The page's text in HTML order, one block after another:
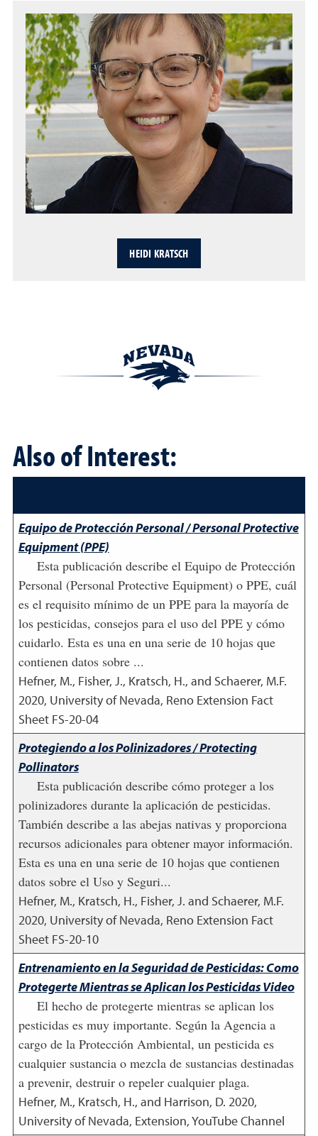
HEIDI KRATSCH
Also of Interest:
Equipo de Protección Personal / Personal Protective
Equipment (PPE)
Esta publicación describe el Equipo de Protección
Personal (Personal Protective Equipment) o PPE, cuál
es el requisito mínimo de un PPE para la mayoría de
los pesticidas, consejos para el uso del PPE y cómo
cuidarlo. Esta es una en una serie de 10 hojas que
contienen datos sobre ...
Hefner, M., Fisher, J., Kratsch, H., and Schaerer, M.F.
2020, University of Nevada, Reno Extension Fact
Sheet FS-20-04
Protegiendo a los Polinizadores / Protecting
Pollinators
Esta publicación describe cómo proteger a los
polinizadores durante la aplicación de pesticidas.
También describe a las abejas nativas y proporciona
recursos adicionales para obtener mayor información.
Esta es una en una serie de 10 hojas que contienen
datos sobre el Uso y Seguri...
Hefner, M., Kratsch, H., Fisher, J. and Schaerer, M.F.
2020, University of Nevada, Reno Extension Fact
Sheet FS-20-10
Entrenamiento en la Seguridad de Pesticidas: Como
Protegerte Mientras se Aplican los Pesticidas Video
El hecho de protegerte mientras se aplican los
pesticidas es muy importante. Según la Agencia a
cargo de la Protección Ambiental, un pesticida es
cualquier sustancia o mezcla de sustancias destinadas
a prevenir, destruir o repeler cualquier plaga.
Hefner, M., Kratsch, H., and Harrison, D. 2020,
University of Nevada, Extension, YouTube Channel